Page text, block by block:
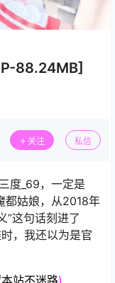
88.24MB]
关注 私信
度_69，一定是
都姑娘，从2018年
”这句话刻进了
，我还以为是官
站不迷路)